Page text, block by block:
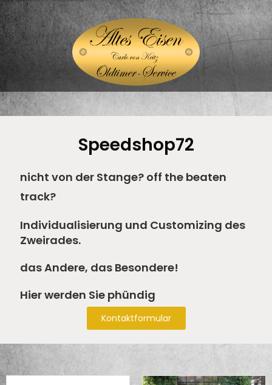
Speedshop72
nicht von der Stange? off the beaten
track?
Individualisierung und Customizing des
Zweirades.
das Andere, das Besondere!
Hier werden Sie phündig
Kontaktformular